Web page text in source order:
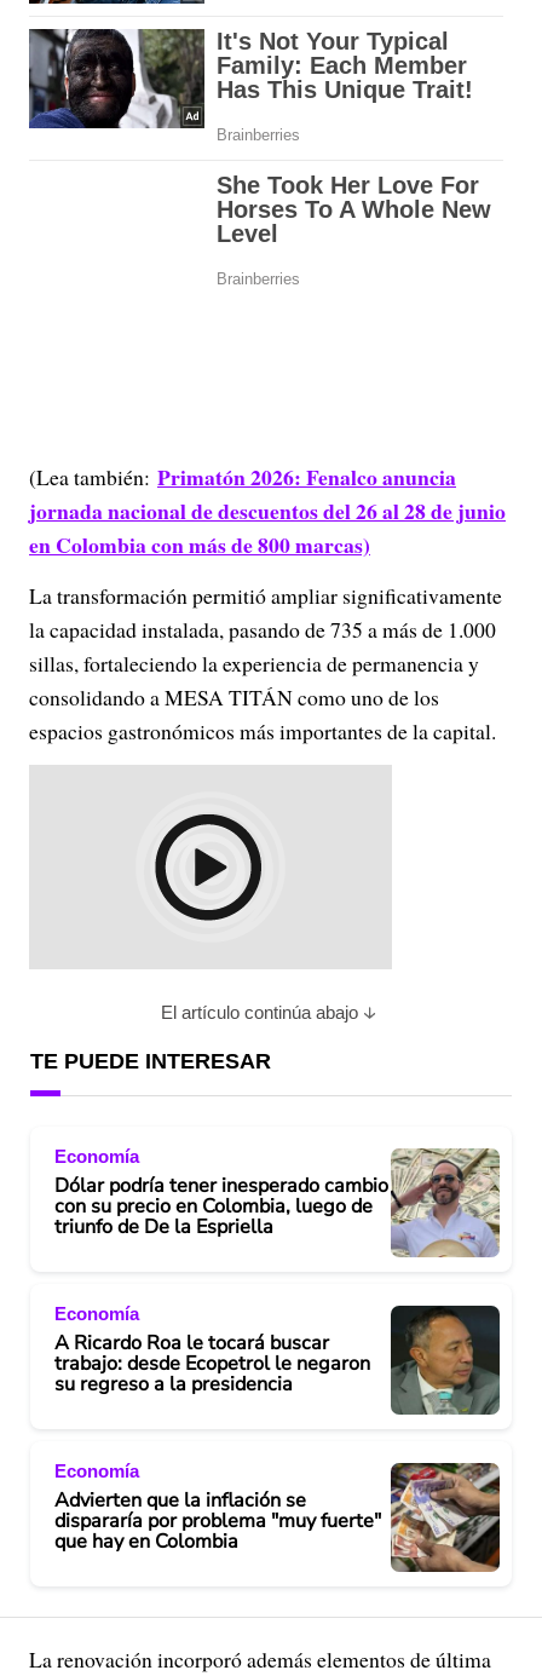
(Lea también: Primatón 2026: Fenalco anuncia
jornada nacional de descuentos del 26 al 28 de junio
en Colombia con más de 800 marcas)
La transformación permitió ampliar significativamente
la capacidad instalada, pasando de 735 a más de 1.000
sillas, fortaleciendo la experiencia de permanencia y
consolidando a MESA TITÁN como uno de los
espacios gastronómicos más importantes de la capital.
El artículo continúa abajo
TE PUEDE INTERESAR
Economía
Dólar podría tener inesperado cambio
con su precio en Colombia, luego de
triunfo de De la Espriella
Economía
A Ricardo Roa le tocará buscar
trabajo: desde Ecopetrol le negaron
su regreso a la presidencia
Economía
Advierten que la inflación se
dispararía por problema "muy fuerte"
que hay en Colombia
La renovación incorporó además elementos de última